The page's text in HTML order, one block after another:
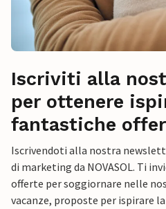
Iscriviti alla
per ottenere
fantastiche
Iscrivendoti alla nostra
di marketing da NOVASOL. Ti
offerte per soggiornare nelle
vacanze, proposte per ispirare